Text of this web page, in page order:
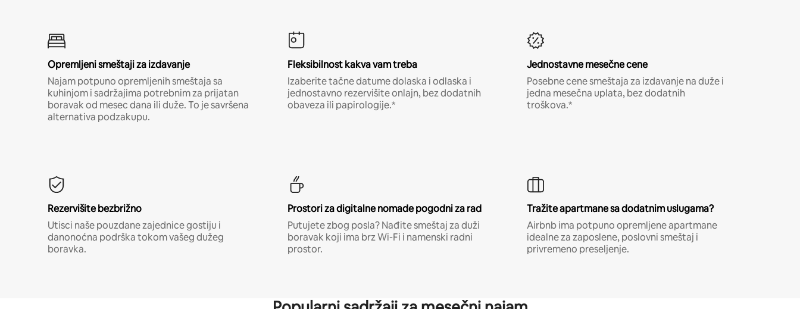
Opremljeni smeštaji za izdavanje
Najam potpuno opremljenih smeštaja sa
kuhinjom i sadržajima potrebnim za prijatan
boravak od mesec dana ili duže. To je savršena
alternativa podzakupu.
Fleksibilnost kakva vam treba
Izaberite tačne datume dolaska i odlaska i
jednostavno rezervišite onlajn, bez dodatnih
obaveza ili papirologije.*
Jednostavne mesečne cene
Posebne cene smeštaja za izdavanje na duže i
jedna mesečna uplata, bez dodatnih
troškova.*
Rezervišite bezbrižno
Utisci naše pouzdane zajednice gostiju i
danonoćna podrška tokom vašeg dužeg
boravka.
Prostori za digitalne nomade pogodni za rad
Putujete zbog posla? Nađite smeštaj za duži
boravak koji ima brz Wi-Fi i namenski radni
prostor.
Tražite apartmane sa dodatnim uslugama?
Airbnb ima potpuno opremljene apartmane
idealne za zaposlene, poslovni smeštaj i
privremeno preseljenje.